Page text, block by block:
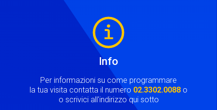
Info
Per informazioni su come programmare
la tua visita contatta il numero 02.3302.0088 o
o scrivici all'indirizzo qui sotto